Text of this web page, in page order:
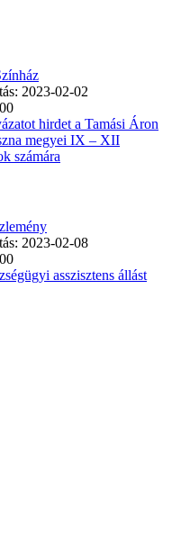
2023-02-02
hirdet a Tamási Áron
megyei IX – XII
számára
2023-02-08
asszisztens állást